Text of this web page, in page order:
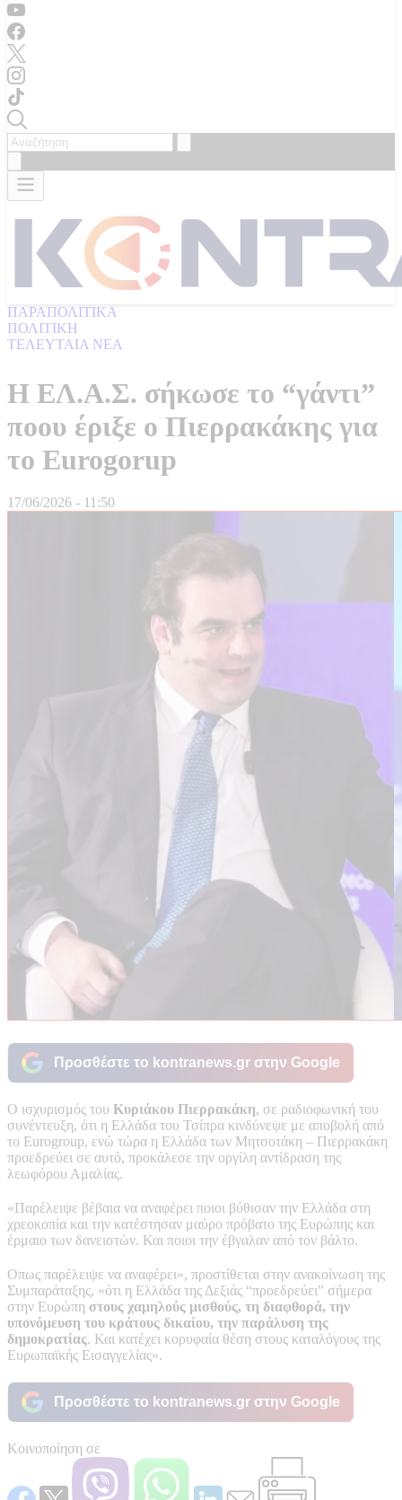
ΠΑΡΑΠΟΛΙΤΙΚΑ
ΠΟΛΙΤΙΚΗ
ΤΕΛΕΥΤΑΙΑ ΝΕΑ
Η ΕΛ.Α.Σ. σήκωσε το “γάντι”
ποου έριξε ο Πιερρακάκης για
το Eurogorup
17/06/2026 - 11:50
Προσθέστε το kontranews.gr στην Google
O ισχυρισμός του Κυριάκου Πιερρακάκη, σε ραδιοφωνική του
συνέντευξη, ότι η Ελλάδα του Τσίπρα κινδύνεψε με αποβολή από
το Eurogroup, ενώ τώρα η Ελλάδα των Μητσοτάκη – Πιερρακάκη
προεδρεύει σε αυτό, προκάλεσε την οργίλη αντίδραση της
λεωφόρου Αμαλίας.
«Παρέλειψε βέβαια να αναφέρει ποιοι βύθισαν την Ελλάδα στη
χρεοκοπία και την κατέστησαν μαύρο πρόβατο της Ευρώπης και
έρμαιο των δανειστών. Και ποιοι την έβγαλαν από τον βάλτο.
Οπως παρέλειψε να αναφέρει», προστίθεται στην ανακοίνωση της
Συμπαράταξης, «ότι η Ελλάδα της Δεξιάς “προεδρεύει” σήμερα
στην Ευρώπη στους χαμηλούς μισθούς, τη διαφθορά, την
υπονόμευση του κράτους δικαίου, την παράλυση της
δημοκρατίας. Και κατέχει κορυφαία θέση στους καταλόγους της
Ευρωπαϊκής Εισαγγελίας».
Προσθέστε το kontranews.gr στην Google
Κοινοποίηση σε